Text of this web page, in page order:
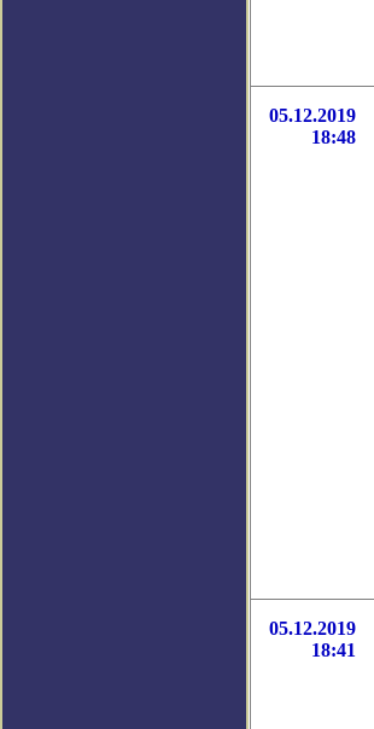
05.12.2019
18:48
05.12.2019
18:41